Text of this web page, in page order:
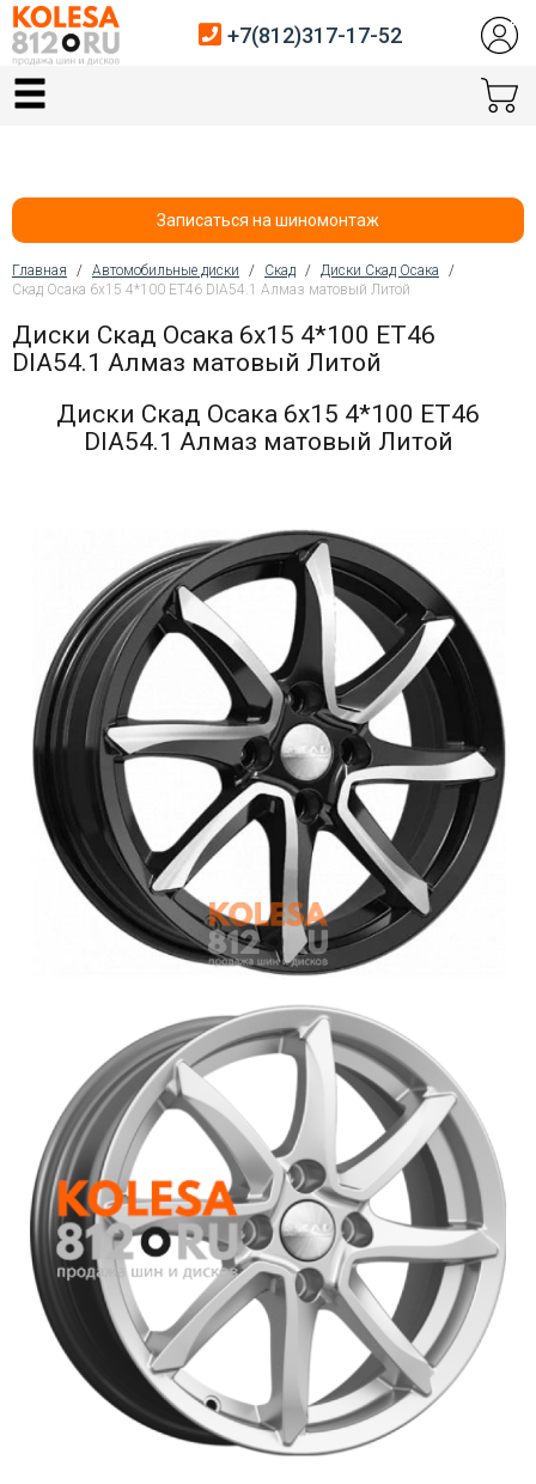
Главная
Автосервис
Услуги шиномонтажа
Хранение шин
Войти на сайт
+7(812)317-
17-
52
Пн-
Пт:
9:00
+7(812)317-17-52
Записаться на шиномонтаж
Вы здесь
Главная / Автомобильные диски / Скад / Диски Скад Осака
/
Скад Осака 6x15 4*100 ET46 DIA54.1 Алмаз матовый Литой
Диски Скад Осака 6x15 4*100 ET46
DIA54.1 Алмаз матовый Литой
Диски Скад Осака 6x15 4*100 ET46
DIA54.1 Алмаз матовый Литой